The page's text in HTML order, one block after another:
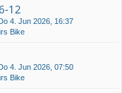
12
4. Jun 2026, 16:37
Bike
4. Jun 2026, 07:50
Bike